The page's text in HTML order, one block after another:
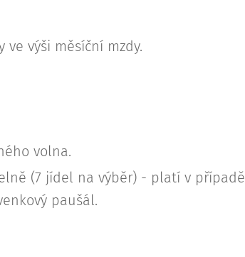
výši měsíční mzdy.
volna.
(7 jídel na výběr) - platí v případě
paušál.